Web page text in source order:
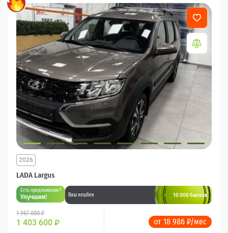
LADA Largus
2026
Есть предложение?
Улучшим! Ваш кешбек 10 000 баллов
1 967 000 ₽
1 403 600 ₽ от 18 986 ₽/мес